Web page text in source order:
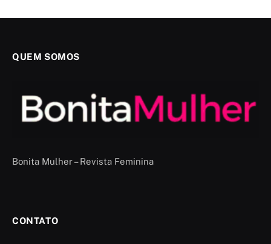
QUEM SOMOS
Bonita Mulher – Revista Feminina
CONTATO